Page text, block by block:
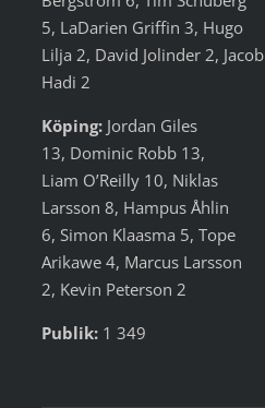
5, LaDarien Griffin 3, Hugo
Lilja 2, David Jolinder 2, Jacob
Hadi 2
Köping: Jordan Giles
13, Dominic Robb 13,
Liam O’Reilly 10, Niklas
Larsson 8, Hampus Åhlin
6, Simon Klaasma 5, Tope
Arikawe 4, Marcus Larsson
2, Kevin Peterson 2
Publik: 1 349